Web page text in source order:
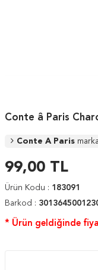
Conte â Paris
Conte A Paris
99,00 TL
Ürün Kodu : 183091
Barkod :
* Ürün geldiğinde